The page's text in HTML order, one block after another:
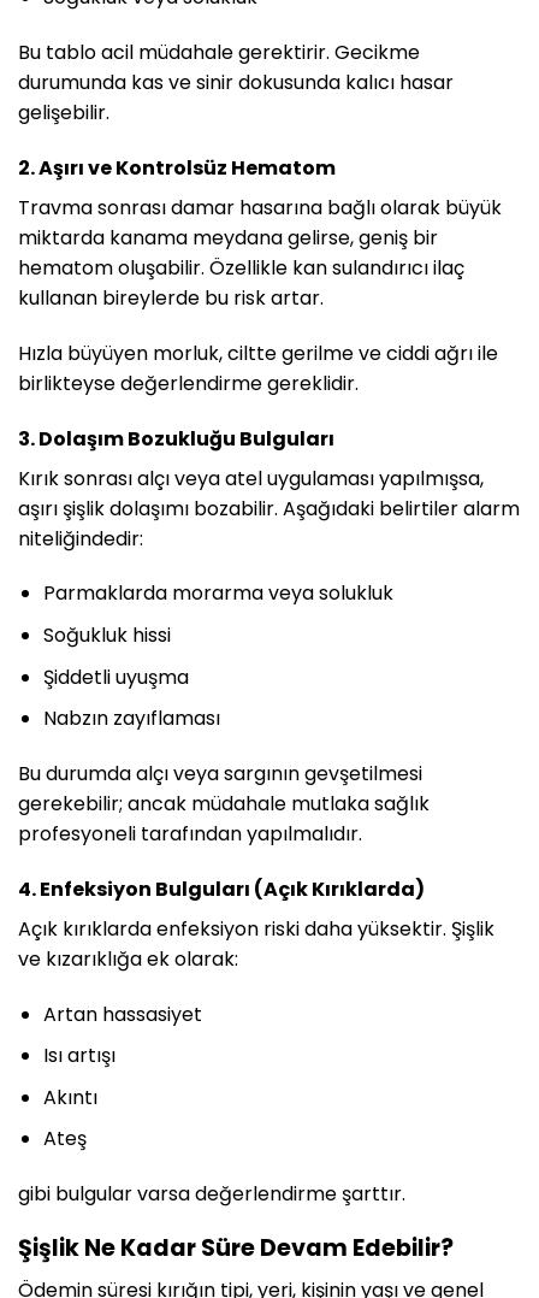
Bu tablo acil müdahale gerektirir. Gecikme
durumunda kas ve sinir dokusunda kalıcı hasar
gelişebilir.
2. Aşırı ve Kontrolsüz Hematom
Travma sonrası damar hasarına bağlı olarak büyük
miktarda kanama meydana gelirse, geniş bir
hematom oluşabilir. Özellikle kan sulandırıcı ilaç
kullanan bireylerde bu risk artar.
Hızla büyüyen morluk, ciltte gerilme ve ciddi ağrı ile
birlikteyse değerlendirme gereklidir.
3. Dolaşım Bozukluğu Bulguları
Kırık sonrası alçı veya atel uygulaması yapılmışsa,
aşırı şişlik dolaşımı bozabilir. Aşağıdaki belirtiler alarm
niteliğindedir:
Parmaklarda morarma veya solukluk
Soğukluk hissi
Şiddetli uyuşma
Nabzın zayıflaması
Bu durumda alçı veya sargının gevşetilmesi
gerekebilir; ancak müdahale mutlaka sağlık
profesyoneli tarafından yapılmalıdır.
4. Enfeksiyon Bulguları (Açık Kırıklarda)
Açık kırıklarda enfeksiyon riski daha yüksektir. Şişlik
ve kızarıklığa ek olarak:
Artan hassasiyet
Isı artışı
Akıntı
Ateş
gibi bulgular varsa değerlendirme şarttır.
Şişlik Ne Kadar Süre Devam Edebilir?
Ödemin süresi kırığın tipi, yeri, kişinin yaşı ve genel